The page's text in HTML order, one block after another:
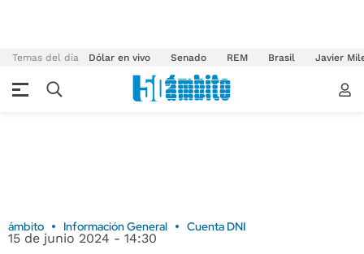
Temas del día Dólar en vivo Senado REM Brasil Javier
ámbito Información General Cuenta DNI
15 de junio 2024 - 14:30